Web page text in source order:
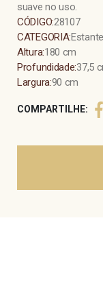
suave no uso.
CÓDIGO:28107
CATEGORIA:
Altura:180 cm
Profundidade:37,5
Largura:90 cm
COMPARTILHE: